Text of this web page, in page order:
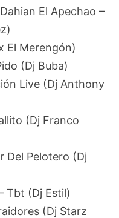
El Apechao –
El Merengón)
(Dj Buba)
Live (Dj Anthony
(Dj Franco
Del Pelotero (Dj
Tbt (Dj Estil)
(Dj Starz